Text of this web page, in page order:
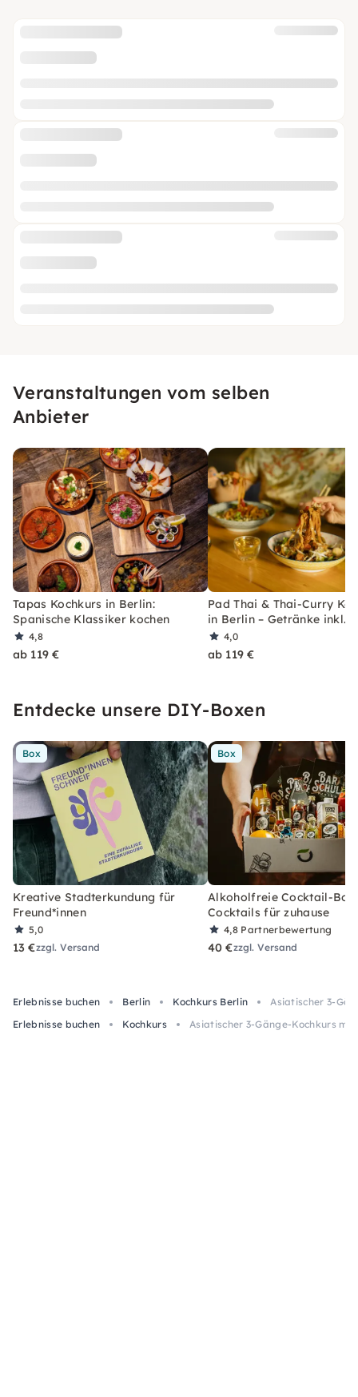
Veranstaltungen vom selben
Anbieter
Tapas Kochkurs in Berlin:
Spanische Klassiker kochen
4,8
ab 119 €
Pad Thai & Thai-Curry
in Berlin – Getränke inkl.
4,0
ab 119 €
Entdecke unsere DIY-Boxen
Box
Kreative Stadterkundung für
Freund*innen
5,0
13 €zzgl. Versand
Box
Alkoholfreie Cocktail-Box
Cocktails für zuhause
4,8 Partnerbewertung
40 €zzgl. Versand
Erlebnisse buchen Berlin Kochkurs Berlin
Asiatischer 3-
Erlebnisse buchen
Kochkurs Asiatischer 3-Gänge-Kochkurs